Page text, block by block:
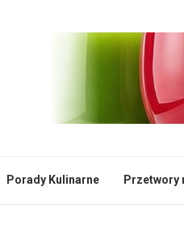
Porady Kulinarne Przetwory